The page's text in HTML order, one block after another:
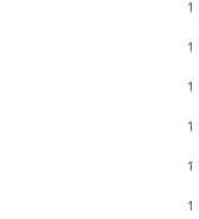
1
1
1
1
1
1